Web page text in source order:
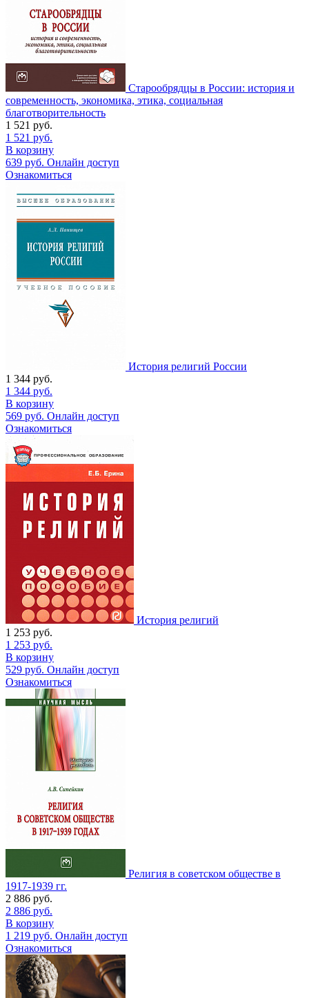
Старообрядцы в России: история и
современность, экономика, этика, социальная
благотворительность
1 521 руб.
1 521 руб.
В корзину
639 руб. Онлайн доступ
Ознакомиться
История религий России
1 344 руб.
1 344 руб.
В корзину
569 руб. Онлайн доступ
Ознакомиться
История религий
1 253 руб.
1 253 руб.
В корзину
529 руб. Онлайн доступ
Ознакомиться
Религия в советском обществе в
1917-1939 гг.
2 886 руб.
2 886 руб.
В корзину
1 219 руб. Онлайн доступ
Ознакомиться